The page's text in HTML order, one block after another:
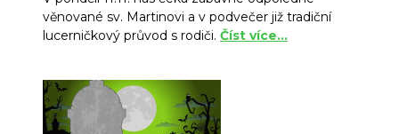
věnované sv. Martinovi a v podvečer již tradiční
lucerničkový průvod s rodiči. Číst více…